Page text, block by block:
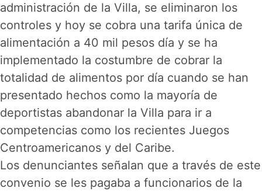
administración de la Villa, se eliminaron los
controles y hoy se cobra una tarifa única de
alimentación a 40 mil pesos día y se ha
implementado la costumbre de cobrar la
totalidad de alimentos por día cuando se han
presentado hechos como la mayoría de
deportistas abandonar la Villa para ir a
competencias como los recientes Juegos
Centroamericanos y del Caribe.
Los denunciantes señalan que a través de este
convenio se les pagaba a funcionarios de la